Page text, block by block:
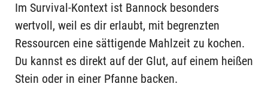
Im Survival-Kontext ist Bannock besonders
wertvoll, weil es dir erlaubt, mit begrenzten
Ressourcen eine sättigende Mahlzeit zu kochen.
Du kannst es direkt auf der Glut, auf einem heißen
Stein oder in einer Pfanne backen.